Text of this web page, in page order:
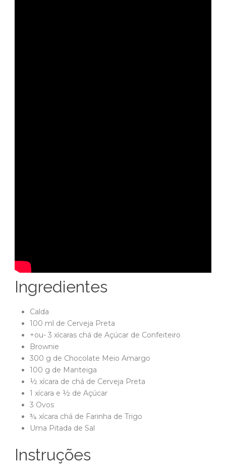
Ingredientes
Calda
100 ml de Cerveja Preta
+ou- 3 xícaras chá de Açúcar de Confeiteiro
Brownie
300 g de Chocolate Meio Amargo
100 g de Manteiga
½ xícara de chá de Cerveja Preta
1 xícara e ½ de Açúcar
3 Ovos
¾ xícara chá de Farinha de Trigo
Uma Pitada de Sal
Instruções